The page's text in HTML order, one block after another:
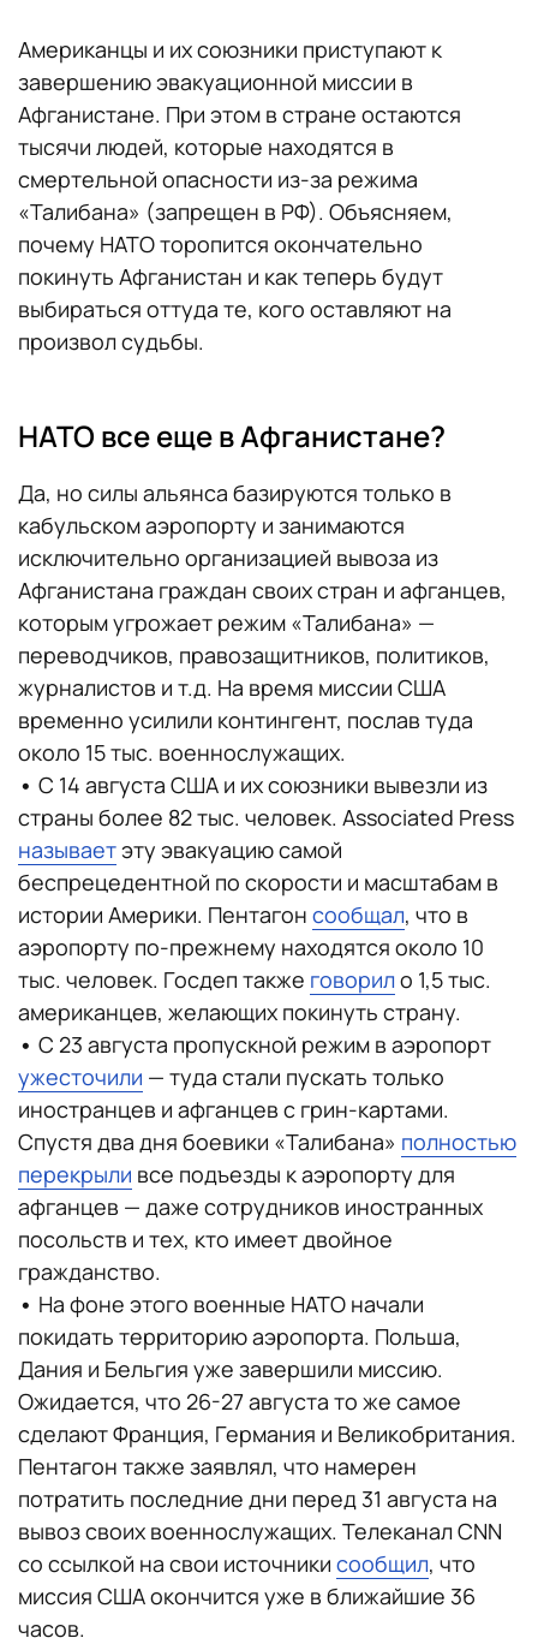
Американцы и их союзники приступают к
завершению эвакуационной миссии в
Афганистане. При этом в стране остаются
тысячи людей, которые находятся в
смертельной опасности из-за режима
«Талибана» (запрещен в РФ). Объясняем,
почему НАТО торопится окончательно
покинуть Афганистан и как теперь будут
выбираться оттуда те, кого оставляют на
произвол судьбы.
НАТО все еще в Афганистане?
Да, но силы альянса базируются только в
кабульском аэропорту и занимаются
исключительно организацией вывоза из
Афганистана граждан своих стран и афганцев,
которым угрожает режим «Талибана» —
переводчиков, правозащитников, политиков,
журналистов и т.д. На время миссии США
временно усилили контингент, послав туда
около 15 тыс. военнослужащих.
• С 14 августа США и их союзники вывезли из
страны более 82 тыс. человек. Associated Press
называетэту эвакуацию самой
беспрецедентной по скорости и масштабам в
истории Америки. Пентагон сообщал, что в
аэропорту по-прежнему находятся около 10
тыс. человек. Госдеп также говорило 1,5 тыс.
американцев, желающих покинуть страну.
• С 23 августа пропускной режим в аэропорт
ужесточили — туда стали пускать только
иностранцев и афганцев с грин-картами.
Спустя два дня боевики «Талибана» полностью
перекрыли все подъезды к аэропорту для
афганцев — даже сотрудников иностранных
посольств и тех, кто имеет двойное
гражданство.
• На фоне этого военные НАТО начали
покидать территорию аэропорта. Польша,
Дания и Бельгия уже завершили миссию.
Ожидается, что 26-27 августа то же самое
сделают Франция, Германия и Великобритания.
Пентагон также заявлял, что намерен
потратить последние дни перед 31 августа на
вывоз своих военнослужащих. Телеканал CNN
со ссылкой на свои источники сообщил, что
миссия США окончится уже в ближайшие 36
часов.